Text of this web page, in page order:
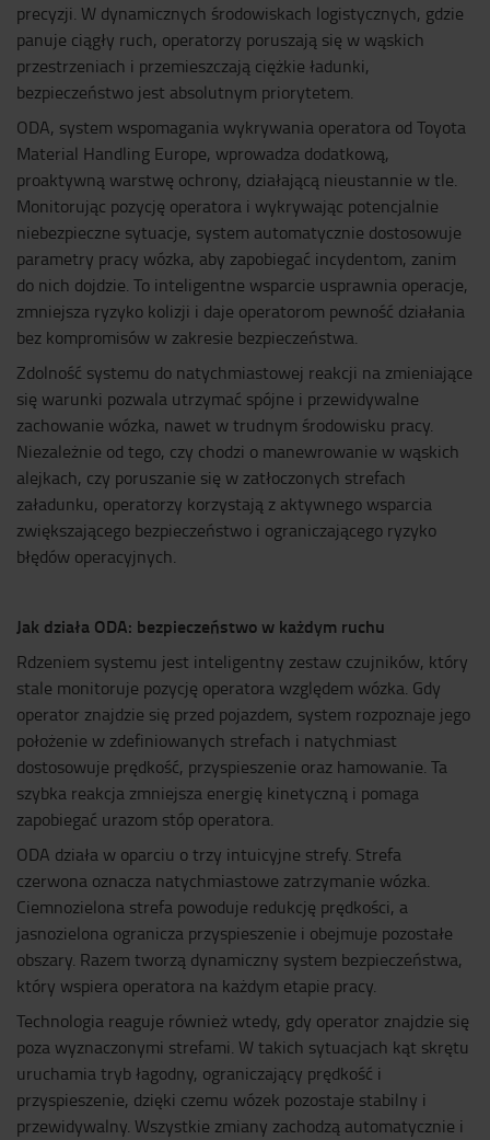
precyzji. W dynamicznych środowiskach logistycznych, gdzie
panuje ciągły ruch, operatorzy poruszają się w wąskich
przestrzeniach i przemieszczają ciężkie ładunki,
bezpieczeństwo jest absolutnym priorytetem.
ODA, system wspomagania wykrywania operatora od Toyota
Material Handling Europe, wprowadza dodatkową,
proaktywną warstwę ochrony, działającą nieustannie w tle.
Monitorując pozycję operatora i wykrywając potencjalnie
niebezpieczne sytuacje, system automatycznie dostosowuje
parametry pracy wózka, aby zapobiegać incydentom, zanim
do nich dojdzie. To inteligentne wsparcie usprawnia operacje,
zmniejsza ryzyko kolizji i daje operatorom pewność działania
bez kompromisów w zakresie bezpieczeństwa.
Zdolność systemu do natychmiastowej reakcji na zmieniające
się warunki pozwala utrzymać spójne i przewidywalne
zachowanie wózka, nawet w trudnym środowisku pracy.
Niezależnie od tego, czy chodzi o manewrowanie w wąskich
alejkach, czy poruszanie się w zatłoczonych strefach
załadunku, operatorzy korzystają z aktywnego wsparcia
zwiększającego bezpieczeństwo i ograniczającego ryzyko
błędów operacyjnych.
Jak działa ODA: bezpieczeństwo w każdym ruchu
Rdzeniem systemu jest inteligentny zestaw czujników, który
stale monitoruje pozycję operatora względem wózka. Gdy
operator znajdzie się przed pojazdem, system rozpoznaje jego
położenie w zdefiniowanych strefach i natychmiast
dostosowuje prędkość, przyspieszenie oraz hamowanie. Ta
szybka reakcja zmniejsza energię kinetyczną i pomaga
zapobiegać urazom stóp operatora.
ODA działa w oparciu o trzy intuicyjne strefy. Strefa
czerwona oznacza natychmiastowe zatrzymanie wózka.
Ciemnozielona strefa powoduje redukcję prędkości, a
jasnozielona ogranicza przyspieszenie i obejmuje pozostałe
obszary. Razem tworzą dynamiczny system bezpieczeństwa,
który wspiera operatora na każdym etapie pracy.
Technologia reaguje również wtedy, gdy operator znajdzie się
poza wyznaczonymi strefami. W takich sytuacjach kąt skrętu
uruchamia tryb łagodny, ograniczający prędkość i
przyspieszenie, dzięki czemu wózek pozostaje stabilny i
przewidywalny. Wszystkie zmiany zachodzą automatycznie i